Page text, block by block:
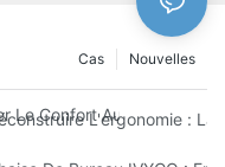
Nouvelles
Cas
Le Confort Au Bureau
L'ergonomie : La